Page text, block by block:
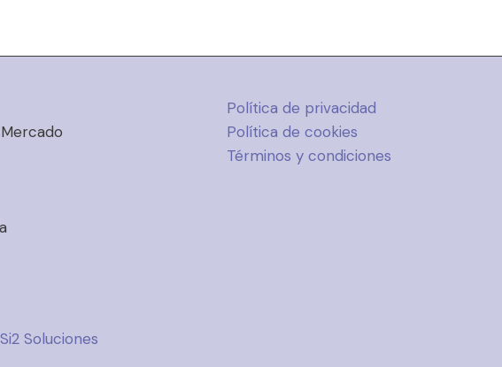
Política de privacidad
Política de cookies
Términos y condiciones
Si2 Soluciones